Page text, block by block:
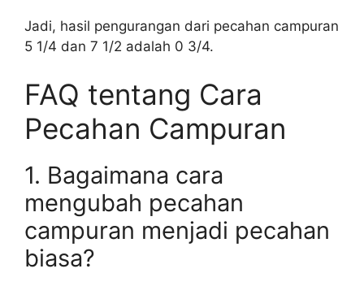
Jadi, hasil pengurangan dari pecahan campuran
5 1/4 dan 7 1/2 adalah 0 3/4.
FAQ tentang Cara
Pecahan Campuran
1. Bagaimana cara
mengubah pecahan
campuran menjadi pecahan
biasa?